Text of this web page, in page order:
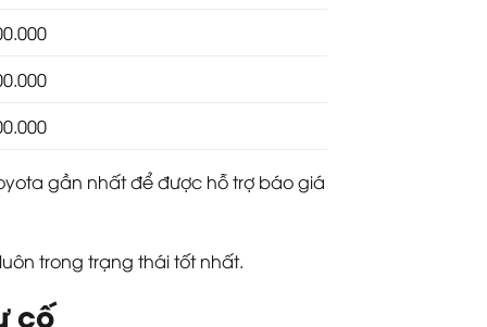
gần nhất để được hỗ trợ báo giá
trong trạng thái tốt nhất.
cố